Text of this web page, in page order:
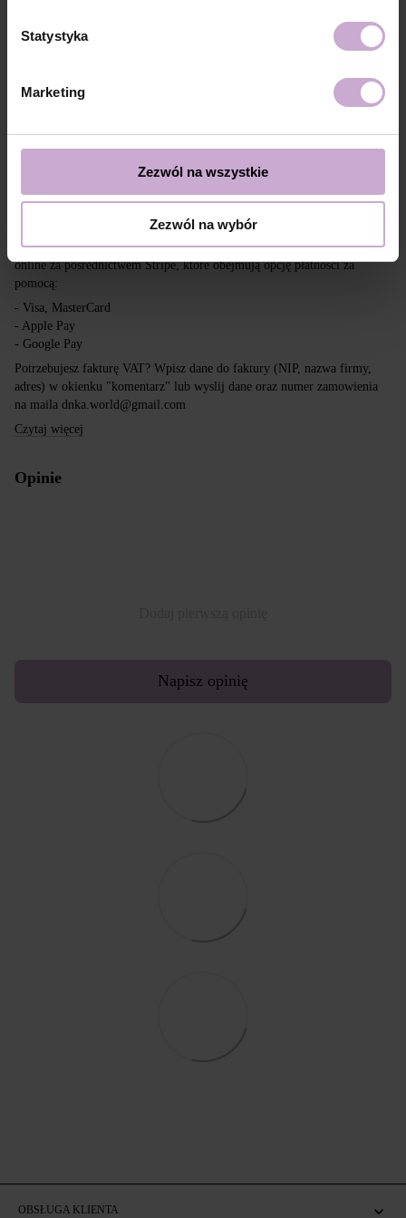
Statystyka
Marketing
Zezwól na wszystkie
Zezwól na wybór
Darmowa dostawa przy zakupach powyżej 650 zł.
Chcemy, aby zakupy były szybkie i łatwe, dlatego akceptujemy płatności
online za pośrednictwem Stripe, które obejmują opcję płatności za
pomocą:
- Visa, MasterCard
- Apple Pay
- Google Pay
Potrzebujesz fakturę VAT? Wpisz dane do faktury (NIP, nazwa firmy,
adres) w okienku "komentarz" lub wyslij dane oraz numer zamowienia
na maila dnka.world@gmail.com
Czytaj więcej
Opinie
Napisz opinię
OBSŁUGA KLIENTA